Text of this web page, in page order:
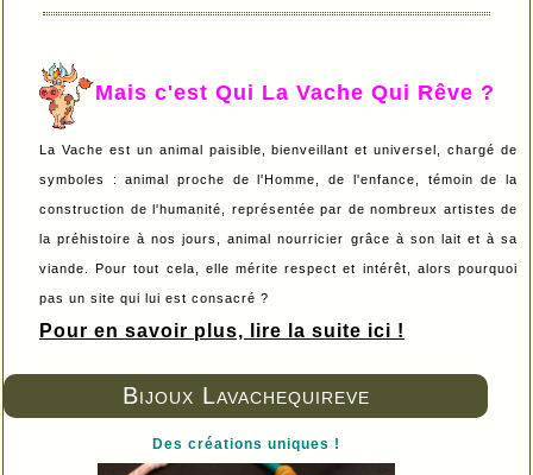
Bijoux Lavachequireve
Des créations uniques !
Mais c'est Qui La Vache Qui Rêve ?
La Vache est un animal paisible, bienveillant et universel, chargé de
symboles : animal proche de l'Homme, de l'enfance, témoin de la
construction de l'humanité, représentée par de nombreux artistes de
la préhistoire à nos jours, animal nourricier grâce à son lait et à sa
viande. Pour tout cela, elle mérite respect et intérêt, alors pourquoi
pas un site qui lui est consacré ?
Pour en savoir plus, lire la suite ici !